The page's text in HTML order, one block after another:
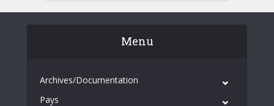
Menu
Archives/Documentation
Pays